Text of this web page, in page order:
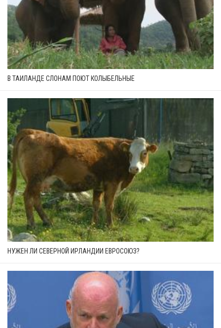
В ТАИЛАНДЕ СЛОНАМ ПОЮТ КОЛЫБЕЛЬНЫЕ
НУЖЕН ЛИ СЕВЕРНОЙ ИРЛАНДИИ ЕВРОСОЮЗ?